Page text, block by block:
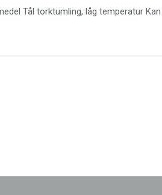
Tål torktumling, låg temperatur